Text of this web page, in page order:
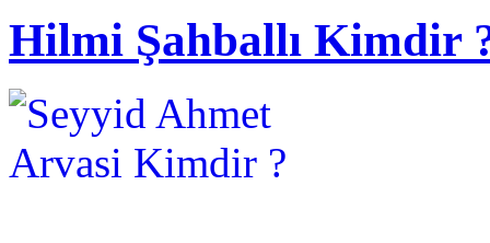
Hilmi Şahballı Kimdir